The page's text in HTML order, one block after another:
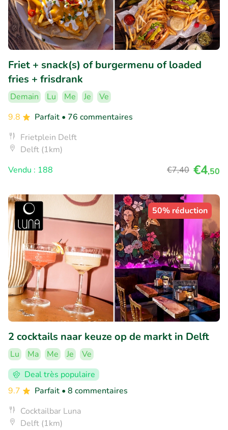
Friet + snack(s) of burgermenu of loaded
fries + frisdrank
Demain Lu Me Je
Ve
9.8
Parfait • 76 commentaires
Frietplein Delft
Delft (1km)
Vendu : 188
€7,40 €4,50
50% réduction
2 cocktails naar keuze op de markt in Delft
Lu Ma Me Je
Ve
Deal très populaire
9.7
Parfait • 8 commentaires
Cocktailbar Luna
Delft (1km)